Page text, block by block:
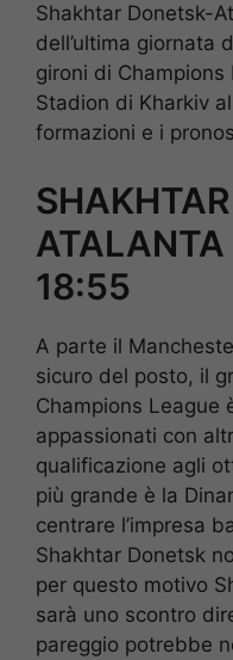
Shakhtar Donetsk-
dell’ultima giornata
gironi di
Stadion di Kharkiv
formazioni e i
18:55
A parte il
sicuro del posto, il
Champions League
appassionati con
qualificazione agli
più grande è la
centrare l’impresa
Shakhtar Donetsk
per questo motivo
sarà uno scontro
pareggio potrebbe